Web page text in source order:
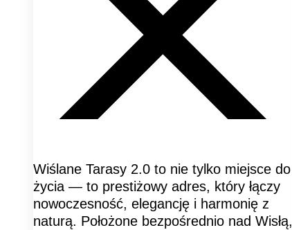
Wiślane Tarasy 2.0 to nie tylko miejsce do
życia — to prestiżowy adres, który łączy
nowoczesność, elegancję i harmonię z
naturą. Położone bezpośrednio nad Wisłą,